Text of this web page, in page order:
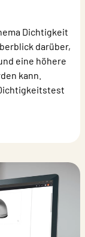
Dichtigkeit
darüber,
eine höhere
kann.